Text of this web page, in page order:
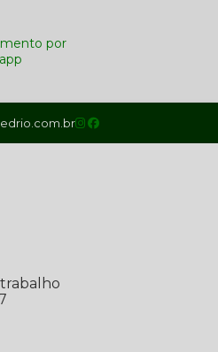
por